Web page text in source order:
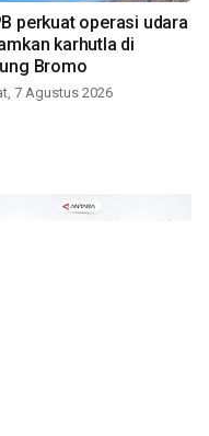
perkuat operasi udara
karhutla di
Bromo
7 Agustus 2026